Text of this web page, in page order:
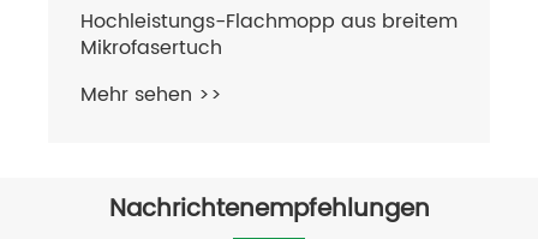
Hochleistungs-Flachmopp aus breitem
Mikrofasertuch
Mehr sehen >>
Nachrichtenempfehlungen